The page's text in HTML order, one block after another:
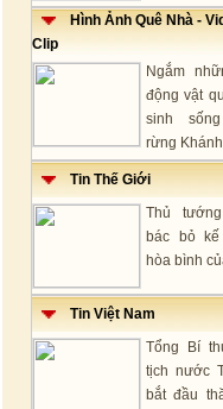
Hình Ảnh Quê Nhà -
Clip
Ngắm
động vật
sinh
rừng
Tin Thế Giới
Thủ
bác bỏ kế
hòa bình
Tin Việt Nam
Tổng Bí
tịch nước
bắt đầu